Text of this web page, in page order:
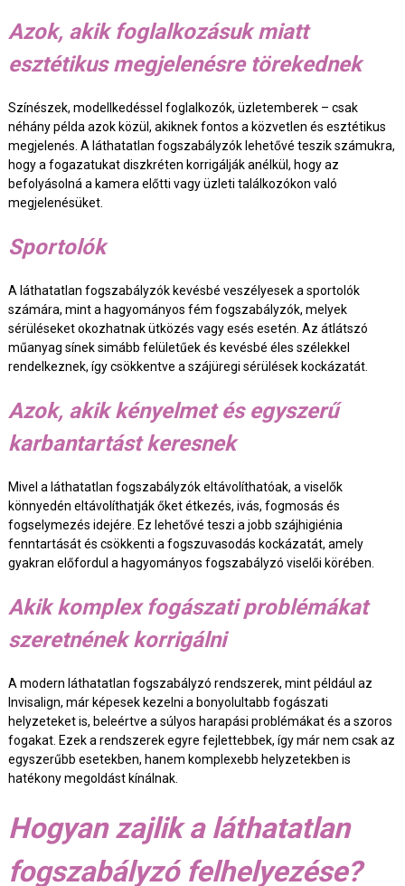
Azok, akik foglalkozásuk miatt
esztétikus megjelenésre törekednek
Színészek, modellkedéssel foglalkozók, üzletemberek – csak
néhány példa azok közül, akiknek fontos a közvetlen és esztétikus
megjelenés. A láthatatlan fogszabályzók lehetővé teszik számukra,
hogy a fogazatukat diszkréten korrigálják anélkül, hogy az
befolyásolná a kamera előtti vagy üzleti találkozókon való
megjelenésüket.
Sportolók
A láthatatlan fogszabályzók kevésbé veszélyesek a sportolók
számára, mint a hagyományos fém fogszabályzók, melyek
sérüléseket okozhatnak ütközés vagy esés esetén. Az átlátszó
műanyag sínek simább felületűek és kevésbé éles szélekkel
rendelkeznek, így csökkentve a szájüregi sérülések kockázatát.
Azok, akik kényelmet és egyszerű
karbantartást keresnek
Mivel a láthatatlan fogszabályzók eltávolíthatóak, a viselők
könnyedén eltávolíthatják őket étkezés, ivás, fogmosás és
fogselymezés idejére. Ez lehetővé teszi a jobb szájhigiénia
fenntartását és csökkenti a fogszuvasodás kockázatát, amely
gyakran előfordul a hagyományos fogszabályzó viselői körében.
Akik komplex fogászati problémákat
szeretnének korrigálni
A modern láthatatlan fogszabályzó rendszerek, mint például az
Invisalign, már képesek kezelni a bonyolultabb fogászati
helyzeteket is, beleértve a súlyos harapási problémákat és a szoros
fogakat. Ezek a rendszerek egyre fejlettebbek, így már nem csak az
egyszerűbb esetekben, hanem komplexebb helyzetekben is
hatékony megoldást kínálnak.
Hogyan zajlik a láthatatlan
fogszabályzó felhelyezése?